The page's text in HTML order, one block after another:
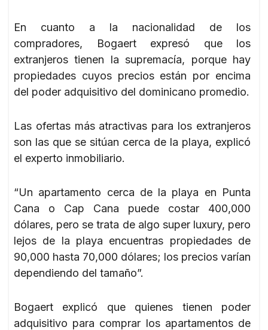
En cuanto a la nacionalidad de los
compradores, Bogaert expresó que los
extranjeros tienen la supremacía, porque hay
propiedades cuyos precios están por encima
del poder adquisitivo del dominicano promedio.
Las ofertas más atractivas para los extranjeros
son las que se sitúan cerca de la playa, explicó
el experto inmobiliario.
“Un apartamento cerca de la playa en Punta
Cana o Cap Cana puede costar 400,000
dólares, pero se trata de algo super luxury, pero
lejos de la playa encuentras propiedades de
90,000 hasta 70,000 dólares; los precios varían
dependiendo del tamaño”.
Bogaert explicó que quienes tienen poder
adquisitivo para comprar los apartamentos de